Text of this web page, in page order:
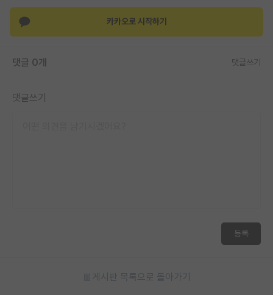
카카오로 시작하기
댓글 0개 댓글쓰기
댓글쓰기
등록
게시판 목록으로 돌아가기